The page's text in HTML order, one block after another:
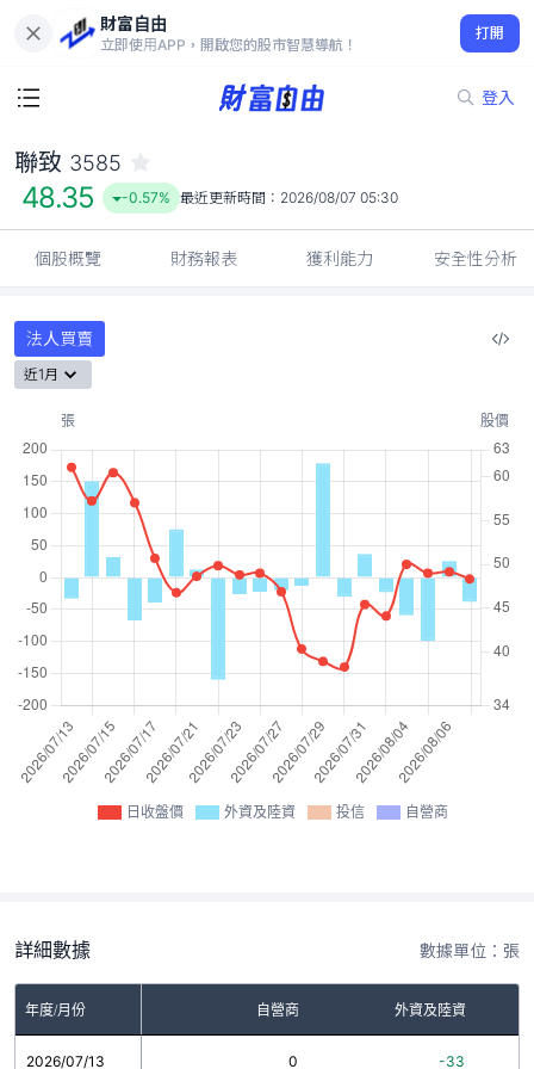
財富自由
立即使用APP，開啟您的股市智慧導航！
打開
登入
48.35
-0.57%
聯致 3585
48.35 -0.57% 最近更新時間： 2026/08/07 05:30
個股概覽 財務報表 獲利能力 安全性分析
法人買賣
近1月
日收盤價 外資及陸資 投信 自營商
詳細數據 數據單位：張
年度/月份 自營商 外資及陸資
2026/07/13 0 -33